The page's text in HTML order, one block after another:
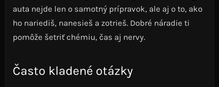
auta nejde len o samotný prípravok, ale aj o to, ako
ho nariediš, nanesieš a zotrieš. Dobré náradie ti
pomôže šetriť chémiu, čas aj nervy.
Často kladené otázky